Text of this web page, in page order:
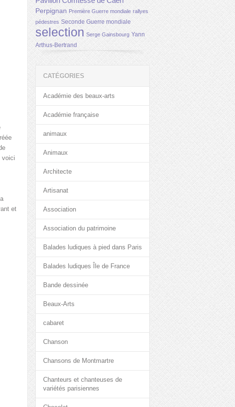
voici
et
Perpignan Première Guerre mondiale rallyes
pédestres Seconde Guerre mondiale
selection Serge Gainsbourg Yann
Arthus-Bertrand
CATÉGORIES
Académie des beaux-arts
Académie française
animaux
Animaux
Architecte
Artisanat
Association
Association du patrimoine
Balades ludiques à pied dans Paris
Balades ludiques Île de France
Bande dessinée
Beaux-Arts
cabaret
Chanson
Chansons de Montmartre
Chanteurs et chanteuses de
variétés parisiennes